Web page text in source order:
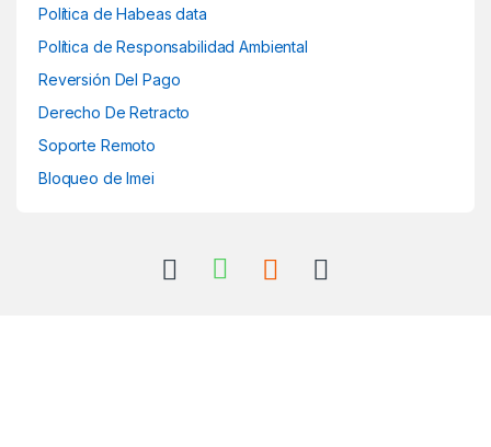
Política de Habeas data
Política de Responsabilidad Ambiental
Reversión Del Pago
Derecho De Retracto
Soporte Remoto
Bloqueo de Imei